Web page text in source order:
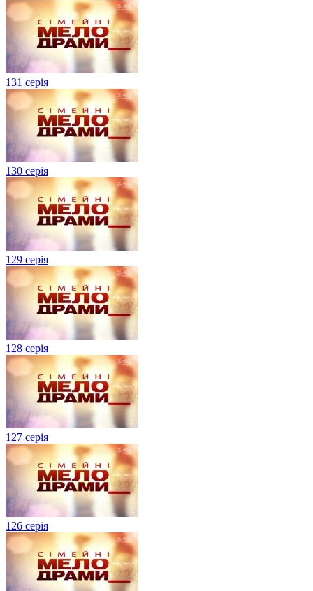
131 серія
130 серія
129 серія
128 серія
127 серія
126 серія